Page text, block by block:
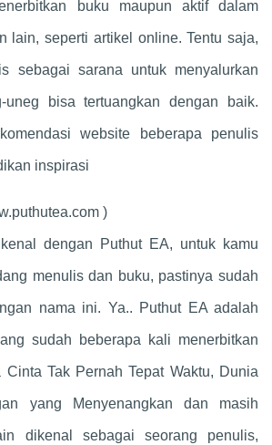
buku maupun aktif dalam
lain, seperti artikel online. Tentu saja,
sebagai sarana untuk menyalurkan
uneg bisa tertuangkan dengan baik.
website beberapa penulis
inspirasi
)
dengan Puthut EA, untuk kamu
menulis dan buku, pastinya sudah
nama ini. Ya.. Puthut EA adalah
sudah beberapa kali menerbitkan
Cinta Tak Pernah Tepat Waktu, Dunia
yang Menyenangkan dan masih
dikenal sebagai seorang penulis,